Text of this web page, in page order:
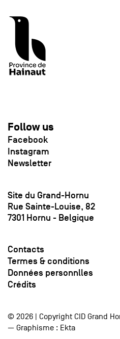
Follow us
Facebook
Instagram
Newsletter
Site du Grand-Hornu
Rue Sainte-Louise, 82
7301 Hornu - Belgique
Contacts
Termes & conditions
Données personnlles
Crédits
© 2026 | Copyright CID Grand
— Graphisme : Ekta